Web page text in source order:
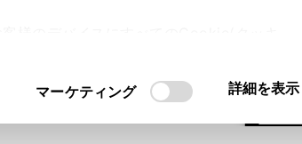
マーケティング 詳細を表示